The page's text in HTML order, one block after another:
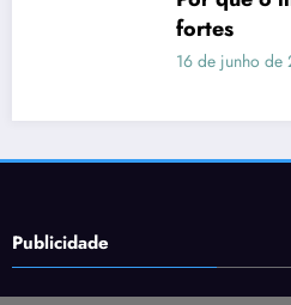
16 de junho de 2026 Rafael Ramos
Publicidade